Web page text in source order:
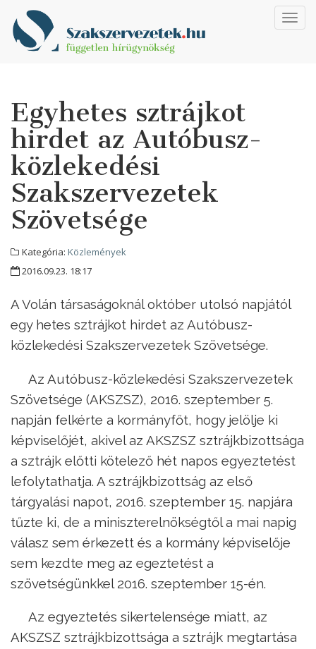
Egyhetes sztrájkot
hirdet az Autóbusz-
közlekedési
Szakszervezetek
Szövetsége
Kategória: Közlemények
2016.09.23. 18:17
A Volán társaságoknál október utolsó napjától
egy hetes sztrájkot hirdet az Autóbusz-
közlekedési Szakszervezetek Szövetsége.
Az Autóbusz-közlekedési Szakszervezetek
Szövetsége (AKSZSZ), 2016. szeptember 5.
napján felkérte a kormányfőt, hogy jelölje ki
képviselőjét, akivel az AKSZSZ sztrájkbizottsága
a sztrájk előtti kötelező hét napos egyeztetést
lefolytathatja. A sztrájkbizottság az első
tárgyalási napot, 2016. szeptember 15. napjára
tűzte ki, de a miniszterelnökségtől a mai napig
válasz sem érkezett és a kormány képviselője
sem kezdte meg az egeztetést a
szövetségünkkel 2016. szeptember 15-én.
Az egyeztetés sikertelensége miatt, az
AKSZSZ sztrájkbizottsága a sztrájk megtartása